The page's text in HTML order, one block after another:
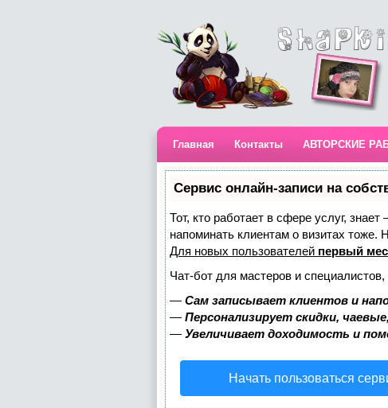
Главная Контакты АВТОРСКИЕ
Сервис онлайн-записи на
Тот, кто работает в сфере услуг,
напоминать клиентам о визитах
Для новых пользователей первый
Чат-бот для мастеров и
— Сам записывает клиентов и
— Персонализирует скидки,
— Увеличивает доходимость и
Начать пользоваться